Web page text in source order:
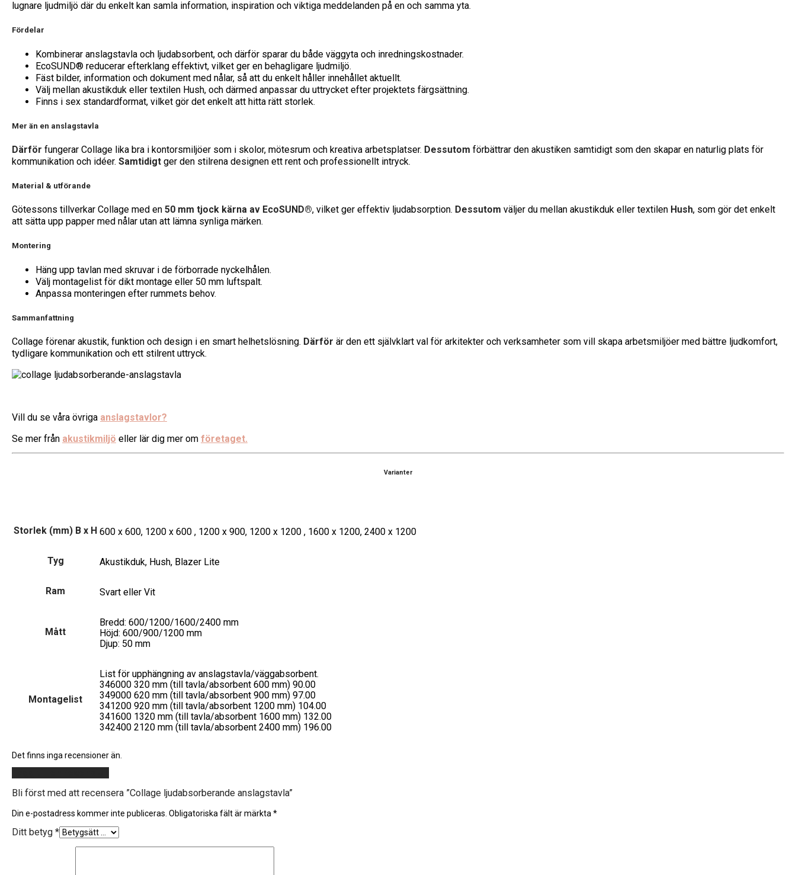
lugnare ljudmiljö där du enkelt kan samla information, inspiration och viktiga meddelanden på en och samma yta.
Fördelar
Kombinerar anslagstavla och ljudabsorbent, och därför sparar du både väggyta och inredningskostnader.
EcoSUND® reducerar efterklang effektivt, vilket ger en behagligare ljudmiljö.
Fäst bilder, information och dokument med nålar, så att du enkelt håller innehållet aktuellt.
Välj mellan akustikduk eller textilen Hush, och därmed anpassar du uttrycket efter projektets färgsättning.
Finns i sex standardformat, vilket gör det enkelt att hitta rätt storlek.
Mer än en anslagstavla
Därför fungerar Collage lika bra i kontorsmiljöer som i skolor, mötesrum och kreativa arbetsplatser. Dessutom förbättrar den akustiken samtidigt som den skapar en naturlig plats för
kommunikation och idéer. Samtidigt ger den stilrena designen ett rent och professionellt intryck.
Material & utförande
Götessons tillverkar Collage med en 50 mm tjock kärna av EcoSUND®, vilket ger effektiv ljudabsorption. Dessutom väljer du mellan akustikduk eller textilen Hush, som gör det enkelt
att sätta upp papper med nålar utan att lämna synliga märken.
Montering
Häng upp tavlan med skruvar i de förborrade nyckelhålen.
Välj montagelist för dikt montage eller 50 mm luftspalt.
Anpassa monteringen efter rummets behov.
Sammanfattning
Collage förenar akustik, funktion och design i en smart helhetslösning. Därför är den ett självklart val för arkitekter och verksamheter som vill skapa arbetsmiljöer med bättre ljudkomfort,
tydligare kommunikation och ett stilrent uttryck.
Vill du se våra övriga anslagstavlor?
Se mer från akustikmiljö eller lär dig mer om företaget.
Varianter
Storlek (mm) B x H 600 x 600, 1200 x 600 , 1200 x 900, 1200 x 1200 , 1600 x 1200, 2400 x 1200
Tyg Akustikduk, Hush, Blazer Lite
Ram Svart eller Vit
Mått
Bredd: 600/1200/1600/2400 mm
Höjd: 600/900/1200 mm
Djup: 50 mm
Montagelist
List för upphängning av anslagstavla/väggabsorbent.
346000 320 mm (till tavla/absorbent 600 mm) 90.00
349000 620 mm (till tavla/absorbent 900 mm) 97.00
341200 920 mm (till tavla/absorbent 1200 mm) 104.00
341600 1320 mm (till tavla/absorbent 1600 mm) 132.00
342400 2120 mm (till tavla/absorbent 2400 mm) 196.00
Det finns inga recensioner än.
Bli först med att recensera ”Collage ljudabsorberande anslagstavla”
Din e-postadress kommer inte publiceras. Obligatoriska fält är märkta *
Ditt betyg *